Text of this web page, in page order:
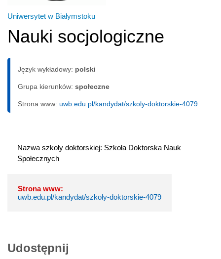
Uniwersytet w Białymstoku
Nauki socjologiczne
Język wykładowy: polski
Grupa kierunków: społeczne
Strona www: uwb.edu.pl/kandydat/szkoly-doktorskie-4079
Nazwa szkoły doktorskiej: Szkoła Doktorska Nauk
Społecznych
Strona www:
uwb.edu.pl/kandydat/szkoly-doktorskie-4079
Udostępnij